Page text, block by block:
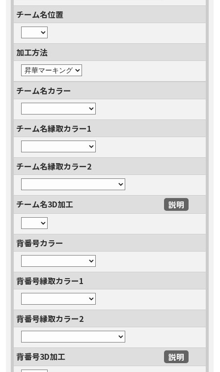
チーム名位置
加工方法
チーム名カラー
チーム名縁取カラー1
チーム名縁取カラー2
チーム名3D加工 説明
背番号カラー
背番号縁取カラー1
背番号縁取カラー2
背番号3D加工 説明